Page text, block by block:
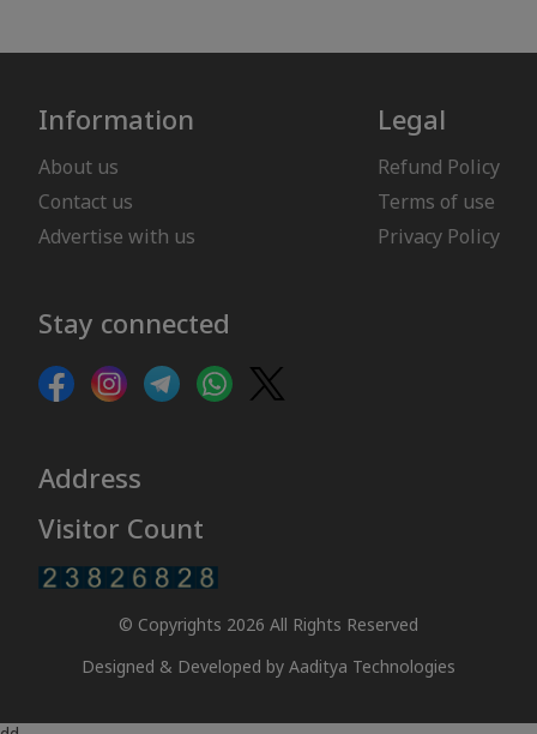
Information
About us
Contact us
Advertise with us
Legal
Refund Policy
Terms of use
Privacy Policy
Stay connected
Address
Visitor Count
© Copyrights 2026 All Rights Reserved
Designed & Developed by Aaditya Technologies